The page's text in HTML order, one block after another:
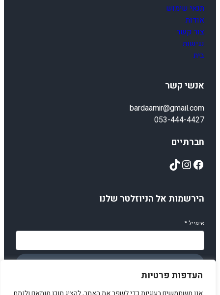
העדפות פרטיות
תנאי שימוש
אודות
צור קשר
נגישות
בית
אנשי קשר
bardaamir@gmail.com
053-444-4427
חברתיים
Facebook
Instagram
TikTok
הירשמות אל הניוזלטר שלנו
אימייל*